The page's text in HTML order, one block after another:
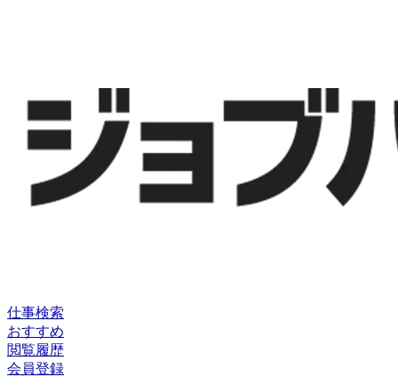
仕事検索
おすすめ
閲覧履歴
会員登録